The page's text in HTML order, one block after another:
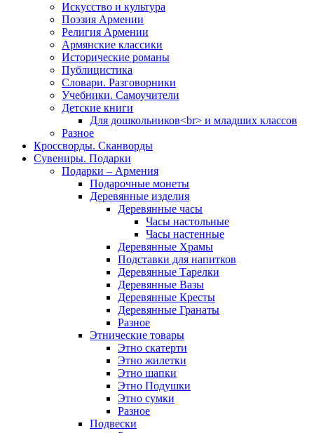
Иcкусство и культура
Поэзия Армении
Религия Армении
Армянские классики
Исторические романы
Публицистика
Словари. Разговорники
Учебники. Самоучители
Детские книги
Для дошкольников<br> и младших классов
Разное
Кроссворды. Сканворды
Сувениры. Подарки
Подарки – Армения
Подарочные монеты
Деревянные изделия
Деревянные часы
Часы настольные
Часы настенные
Деревянные Храмы
Подставки для напитков
Деревянные Тарелки
Деревянные Вазы
Деревянные Кресты
Деревянные Гранаты
Разное
Этнические товары
Этно скатерти
Этно жилетки
Этно шапки
Этно Подушки
Этно сумки
Разное
Подвески